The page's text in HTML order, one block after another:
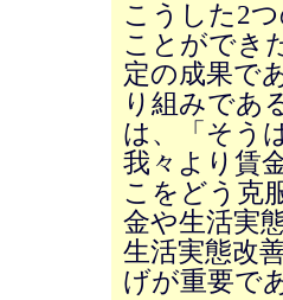
こうした2
ことができ
定の成果で
り組みであ
は、「そう
我々より賃
こをどう克
金や生活実
生活実態改
げが重要で